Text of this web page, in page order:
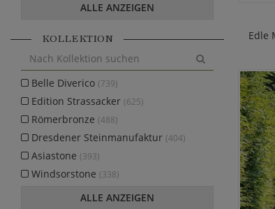
ALLE ANZEIGEN
KOLLEKTION
Belle Diverico (739)
Edition Strassacker (625)
Römerbronze (488)
Dresdener Steinmanufaktur (404)
Asiastone (393)
Windsorstone (338)
ALLE ANZEIGEN